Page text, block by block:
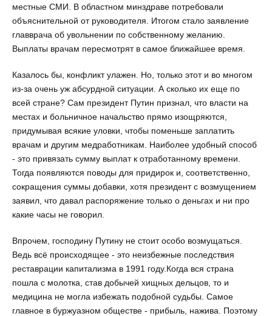
местные СМИ. В областном минздраве потребовали
объяснительной от руководителя. Итогом стало заявление
главврача об увольнении по собственному желанию.
Выплаты врачам пересмотрят в самое ближайшее время.
Казалось бы, конфликт улажен. Но, только этот и во многом
из-за очень уж абсурдной ситуации. А сколько их еще по
всей стране? Сам президент Путин признал, что власти на
местах и больничное начальство прямо изощряются,
придумывая всякие уловки, чтобы поменьше заплатить
врачам и другим медработникам. Наиболее удобный способ
- это привязать сумму выплат к отработанному времени.
Тогда появляются поводы для придирок и, соответственно,
сокращения суммы добавки, хотя президент с возмущением
заявил, что давал распоряжение только о деньгах и ни про
какие часы не говорил.
Впрочем, господину Путину не стоит особо возмущаться.
Ведь всё происходящее - это неизбежные последствия
реставрации капитализма в 1991 году.Когда вся страна
пошла с молотка, став добычей хищных дельцов, то и
медицина не могла избежать подобной судьбы. Самое
главное в буржуазном обществе - прибыль, нажива. Поэтому